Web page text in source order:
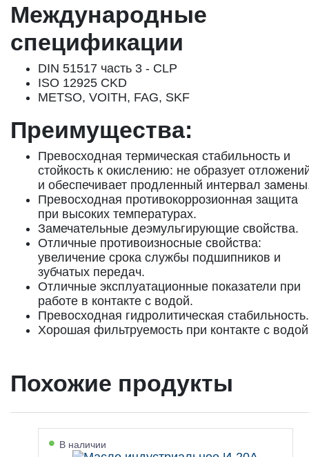
Международные
спецификации
DIN 51517 часть 3 - CLP
ISO 12925 CKD
METSO, VOITH, FAG, SKF
Преимущества:
Превосходная термическая стабильность и
стойкость к окислению: не образует
и обеспечивает продленный интервал
Превосходная противокоррозионная защита
при высоких температурах.
Замечательные деэмульгирующие свойства.
Отличные противоизносные свойства:
увеличение срока службы подшипников и
зубчатых передач.
Отличные эксплуатационные показатели при
работе в контакте с водой.
Превосходная гидролитическая стабильность.
Хорошая фильтруемость при контакте с
Похожие продукты
В наличии